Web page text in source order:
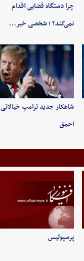
چرا دستگاه قضایی اقدام
نمی‌کند؟ ؛ شخصی خبر…
شاهکار جدید ترامپ خیالاتی
احمق
پرسپولیس